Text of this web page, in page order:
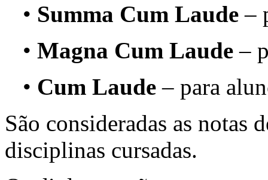
• Summa Cum Laude –
• Magna Cum Laude –
• Cum Laude – para
São consideradas as notas
disciplinas cursadas.